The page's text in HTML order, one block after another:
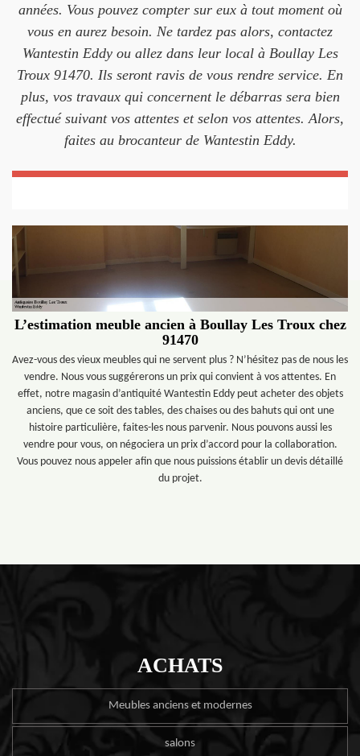
années. Vous pouvez compter sur eux à tout moment où
vous en aurez besoin. Ne tardez pas alors, contactez
Wantestin Eddy ou allez dans leur local à Boullay Les
Troux 91470. Ils seront ravis de vous rendre service. En
plus, vos travaux qui concernent le débarras sera bien
effectué suivant vos attentes et selon vos attentes. Alors,
faites au brocanteur de Wantestin Eddy.
L’estimation meuble ancien à Boullay Les Troux chez
91470
Avez-vous des vieux meubles qui ne servent plus ? N’hésitez pas de nous les
vendre. Nous vous suggérerons un prix qui convient à vos attentes. En
effet, notre magasin d’antiquité Wantestin Eddy peut acheter des objets
anciens, que ce soit des tables, des chaises ou des bahuts qui ont une
histoire particulière, faites-les nous parvenir. Nous pouvons aussi les
vendre pour vous, on négociera un prix d’accord pour la collaboration.
Vous pouvez nous appeler afin que nous puissions établir un devis détaillé
du projet.
ACHATS
Meubles anciens et modernes
salons